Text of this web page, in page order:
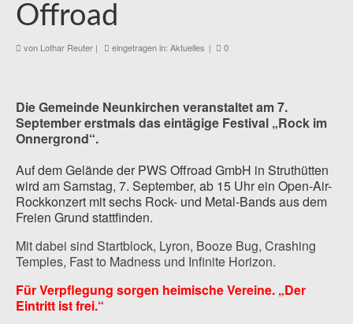
Offroad
von Lothar Reuter | eingetragen in: Aktuelles | 0
Die Gemeinde Neunkirchen veranstaltet am 7.
September erstmals das eintägige Festival „Rock im
Onnergrond“.
Auf dem Gelände der PWS Offroad GmbH in Struthütten
wird am Samstag, 7. September, ab 15 Uhr ein Open-Air-
Rockkonzert mit sechs Rock- und Metal-Bands aus dem
Freien Grund stattfinden.
Mit dabei sind Startblock, Lyron, Booze Bug, Crashing
Temples, Fast to Madness und Infinite Horizon.
Für Verpflegung sorgen heimische Vereine. „Der
Eintritt ist frei.“